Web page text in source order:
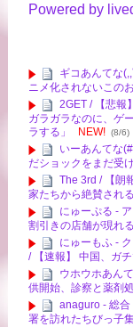
Powered by
ギコあんてな
ニメ化されないこの
2GET / 【悲報
ガラガラなのに、ゲ
ラする」
NEW! (8/6)
いーあんてな
だショックをまだ受
The 3rd / 【朗
家たちから絶賛され
にゅーぷる -
割引きの店舗が現れ
にゅーもふ -
/ 【速報】 中国、ガチ
ウホウホあん
供開始、診察と薬剤
anaguro - 総合
署を訪れたちびっ子